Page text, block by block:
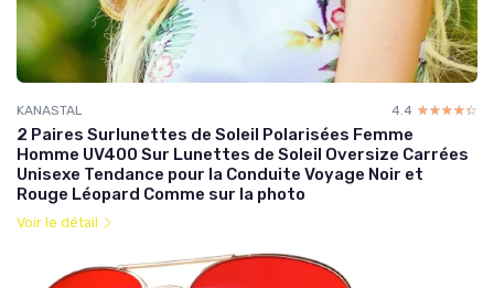
KANASTAL 4.4 ☆☆☆☆☆
★★★★★
2 Paires Surlunettes de Soleil Polarisées Femme
Homme UV400 Sur Lunettes de Soleil Oversize Carrées
Unisexe Tendance pour la Conduite Voyage Noir et
Rouge Léopard Comme sur la photo
Voir le détail